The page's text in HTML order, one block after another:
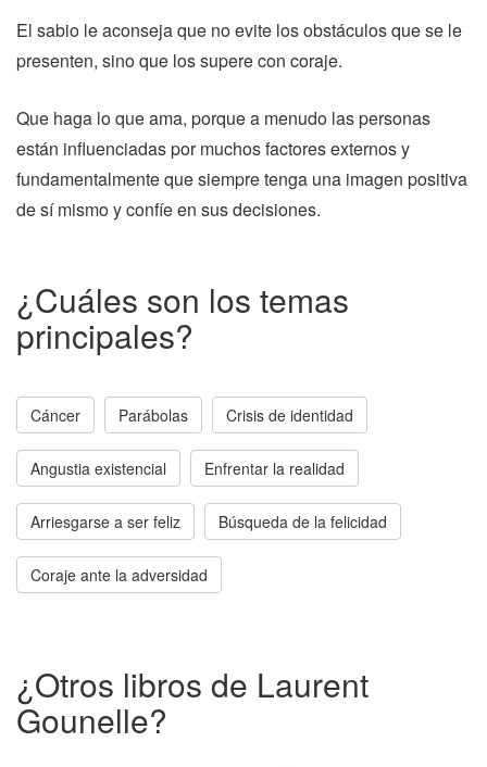
El sabio le aconseja que no evite los obstáculos que se le
presenten, sino que los supere con coraje.
Que haga lo que ama, porque a menudo las personas
están influenciadas por muchos factores externos y
fundamentalmente que siempre tenga una imagen positiva
de sí mismo y confíe en sus decisiones.
¿Cuáles son los temas
principales?
Cáncer Parábolas Crisis de identidad
Angustia existencial Enfrentar la realidad
Arriesgarse a ser feliz Búsqueda de la felicidad
Coraje ante la adversidad
¿Otros libros de Laurent
Gounelle?